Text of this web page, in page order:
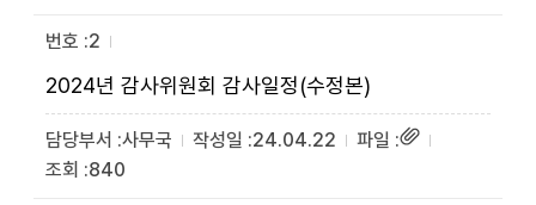
2
2024년 감사위원회 감사일정(수정본)
사무국
24.04.22
840